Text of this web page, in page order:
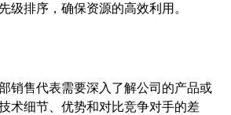
级排序，确保资源的高效利用。
部销售代表需要深入了解公司的产品或
术细节、优势和对比竞争对手的差